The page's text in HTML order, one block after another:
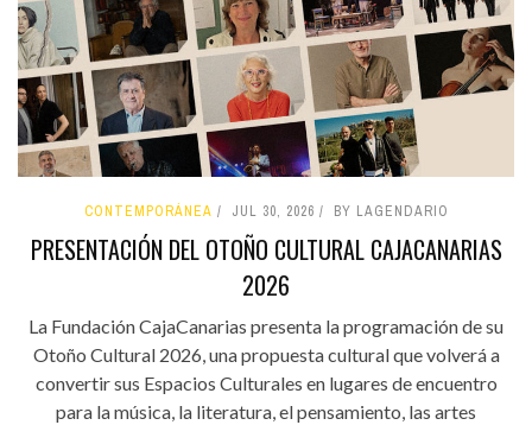
CONTEMPORÁNEA JUL 30, 2026 BY LAGENDARIO
PRESENTACIÓN DEL OTOÑO CULTURAL CAJACANARIAS
2026
La Fundación CajaCanarias presenta la programación de su
Otoño Cultural 2026, una propuesta cultural que volverá a
convertir sus Espacios Culturales en lugares de encuentro
para la música, la literatura, el pensamiento, las artes